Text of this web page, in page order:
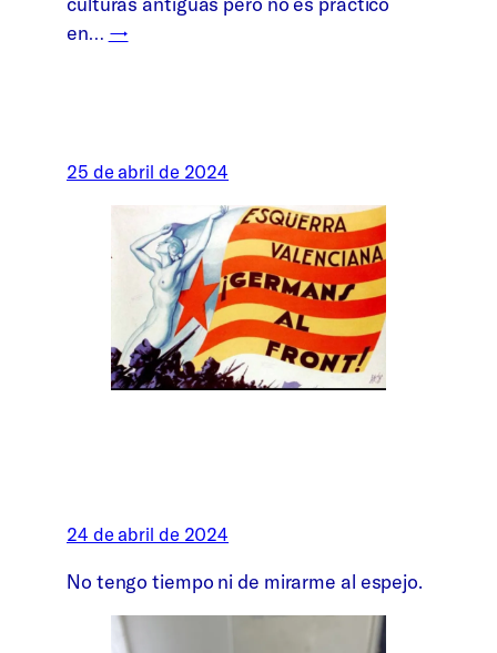
en… →
25 de abril de 2024
24 de abril de 2024
No tengo tiempo ni de mirarme al espejo.